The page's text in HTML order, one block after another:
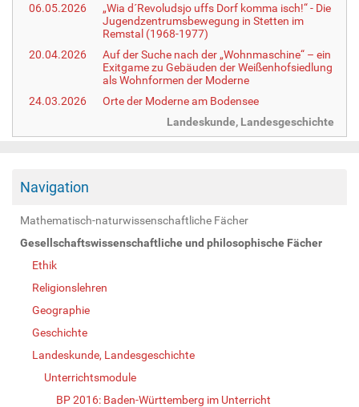
06.05.2026
„Wia d´Revoludsjo uffs Dorf komma isch!“ - Die
Jugendzentrumsbewegung in Stetten im
Remstal (1968-1977)
20.04.2026
Auf der Suche nach der „Wohnmaschine“ – ein
Exitgame zu Gebäuden der Weißenhofsiedlung
als Wohnformen der Moderne
24.03.2026
Orte der Moderne am Bodensee
Landeskunde, Landesgeschichte
Navigation
Mathematisch-naturwissenschaftliche Fächer
Gesellschaftswissenschaftliche und philosophische Fächer
Ethik
Religionslehren
Geographie
Geschichte
Landeskunde, Landesgeschichte
Unterrichtsmodule
BP 2016: Baden-Württemberg im Unterricht